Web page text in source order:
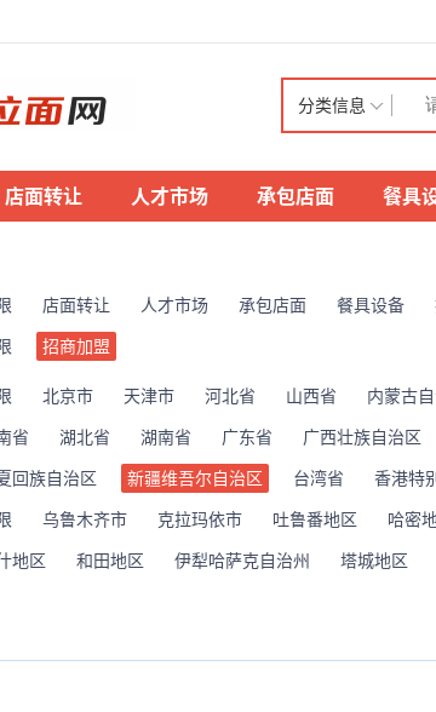
分类信息
店面转让 人才市场 承包店面 餐具
店面转让 人才市场 承包店面 餐具设备
招商加盟
北京市 天津市 河北省 山西省 内蒙古
省
湖北省 湖南省 广东省 广西壮族自治区
回族自治区
新疆维吾尔自治区 台湾省 香港特
乌鲁木齐市 克拉玛依市 吐鲁番地区 哈密
地区
和田地区 伊犁哈萨克自治州 塔城地区